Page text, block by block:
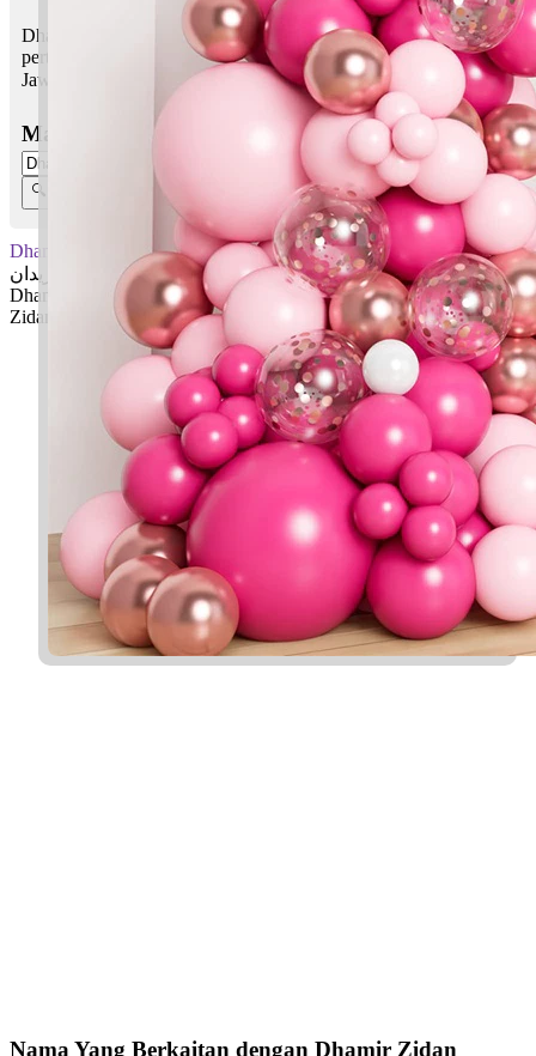
Dhamir Zidan bermaksud Yang langsing, hati nurani; Meningkat,
pertumbuhan atau kemajuan
Jawi:
Masukkan Nama:
Dhamir Zidan
ضامير زيدان
Dhamir: Yang langsing, hati nurani
Zidan: Meningkat, pertumbuhan atau kemajuan
✚ Baju Baby Custom Nama 'Dhamir Zidan'
Nama Yang Berkaitan dengan Dhamir Zidan